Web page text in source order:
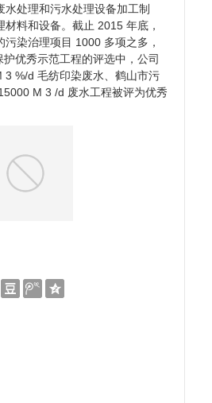
处理和污水处理设备加工制
料和设备。截止 2015 年底，
染治理项目 1000 多项之多，
优秀示范工程的评选中，公司
3 %/d 毛纺印染废水、鹤山市污
M 3 /d 废水工程被评为优秀